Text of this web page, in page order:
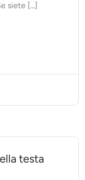
siete [...]
testa